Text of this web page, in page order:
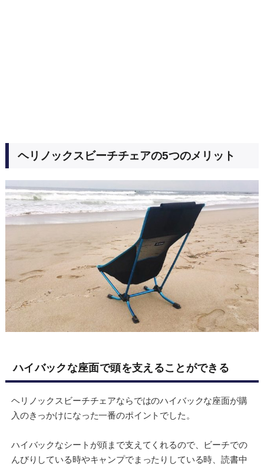
ヘリノックスビーチチェアの5つのメリット
ハイバックな座面で頭を支えることができる
ヘリノックスビーチチェアならではのハイバックな座面が購
入のきっかけになった一番のポイントでした。
ハイバックなシートが頭まで支えてくれるので、ビーチでの
んびりしている時やキャンプでまったりしている時、読書中